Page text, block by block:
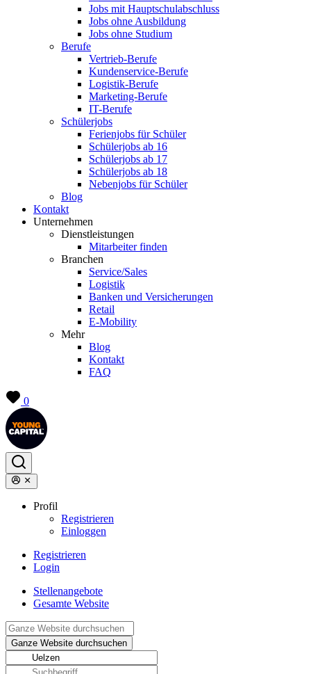
Jobs mit Hauptschulabschluss
Jobs ohne Ausbildung
Jobs ohne Studium
Berufe
Vertrieb-Berufe
Kundenservice-Berufe
Logistik-Berufe
Marketing-Berufe
IT-Berufe
Schülerjobs
Ferienjobs für Schüler
Schülerjobs ab 16
Schülerjobs ab 17
Schülerjobs ab 18
Nebenjobs für Schüler
Blog
Kontakt
Unternehmen
Dienstleistungen
Mitarbeiter finden
Branchen
Service/Sales
Logistik
Banken und Versicherungen
Retail
E-Mobility
Mehr
Blog
Kontakt
FAQ
0
Profil
Registrieren
Einloggen
Registrieren
Login
Stellenangebote
Gesamte Website